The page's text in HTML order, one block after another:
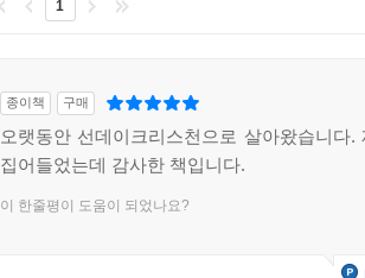
1
종이책 구매
오랫동안 선데이크리스천으로 살아왔습니다.
집어들었는데 감사한 책입니다.
이 한줄평이 도움이 되었나요?